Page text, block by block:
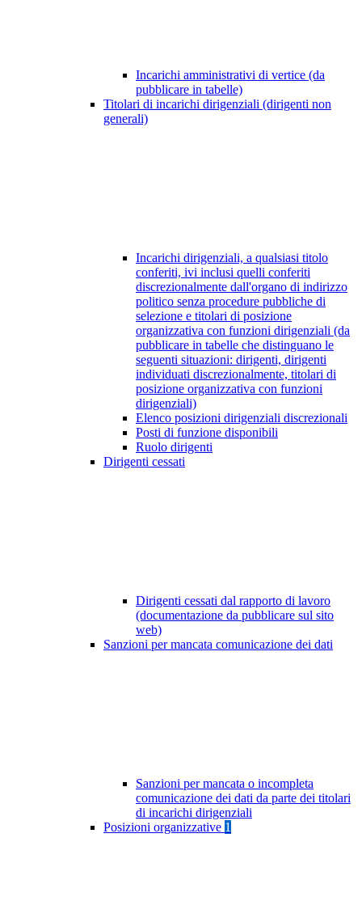
Incarichi amministrativi di vertice (da
pubblicare in tabelle)
Titolari di incarichi dirigenziali (dirigenti non
generali)
Incarichi dirigenziali, a qualsiasi titolo
conferiti, ivi inclusi quelli conferiti
discrezionalmente dall'organo di indirizzo
politico senza procedure pubbliche di
selezione e titolari di posizione
organizzativa con funzioni dirigenziali (da
pubblicare in tabelle che distinguano le
seguenti situazioni: dirigenti, dirigenti
individuati discrezionalmente, titolari di
posizione organizzativa con funzioni
dirigenziali)
Elenco posizioni dirigenziali discrezionali
Posti di funzione disponibili
Ruolo dirigenti
Dirigenti cessati
Dirigenti cessati dal rapporto di lavoro
(documentazione da pubblicare sul sito
web)
Sanzioni per mancata comunicazione dei dati
Sanzioni per mancata o incompleta
comunicazione dei dati da parte dei titolari
di incarichi dirigenziali
Posizioni organizzative 1